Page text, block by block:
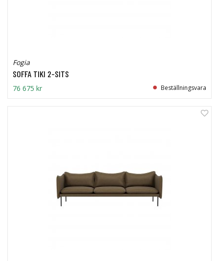
Fogia
SOFFA TIKI 2-SITS
76 675 kr Beställningsvara